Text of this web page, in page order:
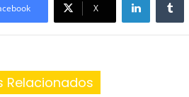
X
Relacionados